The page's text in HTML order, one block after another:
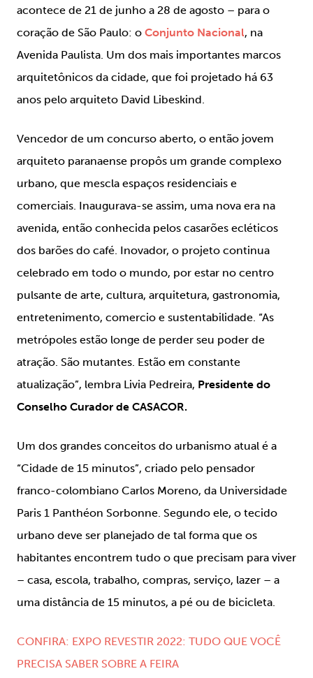
acontece de 21 de junho a 28 de agosto – para o
coração de São Paulo: o Conjunto Nacional, na
Avenida Paulista. Um dos mais importantes marcos
arquitetônicos da cidade, que foi projetado há 63
anos pelo arquiteto David Libeskind.
Vencedor de um concurso aberto, o então jovem
arquiteto paranaense propôs um grande complexo
urbano, que mescla espaços residenciais e
comerciais. Inaugurava-se assim, uma nova era na
avenida, então conhecida pelos casarões ecléticos
dos barões do café. Inovador, o projeto continua
celebrado em todo o mundo, por estar no centro
pulsante de arte, cultura, arquitetura, gastronomia,
entretenimento, comercio e sustentabilidade. “As
metrópoles estão longe de perder seu poder de
atração. São mutantes. Estão em constante
atualização”, lembra Livia Pedreira, Presidente do
Conselho Curador de CASACOR.
Um dos grandes conceitos do urbanismo atual é a
“Cidade de 15 minutos”, criado pelo pensador
franco-colombiano Carlos Moreno, da Universidade
Paris 1 Panthéon Sorbonne. Segundo ele, o tecido
urbano deve ser planejado de tal forma que os
habitantes encontrem tudo o que precisam para viver
– casa, escola, trabalho, compras, serviço, lazer – a
uma distância de 15 minutos, a pé ou de bicicleta.
CONFIRA: EXPO REVESTIR 2022: TUDO QUE VOCÊ
PRECISA SABER SOBRE A FEIRA